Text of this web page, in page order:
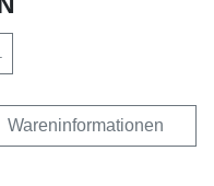
Wareninformationen